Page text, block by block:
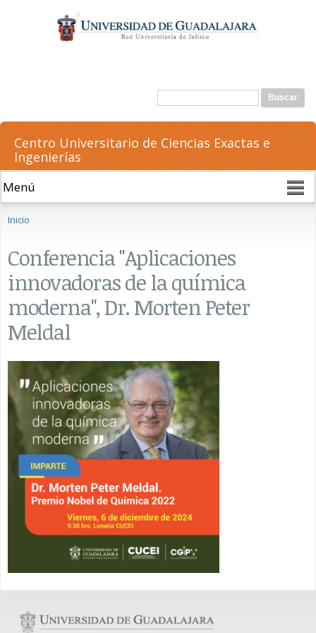
contenido
principal
Formulario de búsqueda
Buscar
Centro Universitario de Ciencias Exactas e
Ingenierías
Inicio
Conferencia "Aplicaciones
innovadoras de la química
moderna", Dr. Morten Peter
Meldal